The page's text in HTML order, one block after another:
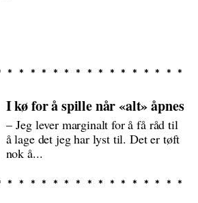
I kø for å spille når «alt» åpnes
– Jeg lever marginalt for å få råd til
å lage det jeg har lyst til. Det er tøft
nok å...